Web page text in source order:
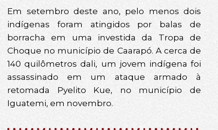
Em setembro deste ano, pelo menos dois
indígenas foram atingidos por balas de
borracha em uma investida da Tropa de
Choque no município de Caarapó. A cerca de
140 quilômetros dali, um jovem indígena foi
assassinado em um ataque armado à
retomada Pyelito Kue, no município de
Iguatemi, em novembro.